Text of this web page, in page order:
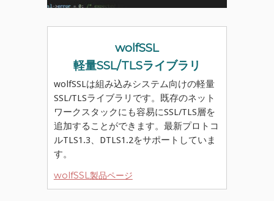
wolfSSL
軽量SSL/TLSライブラリ
wolfSSLは組み込みシステム向けの軽量
SSL/TLSライブラリです。既存のネット
ワークスタックにも容易にSSL/TLS層を
追加することができます。最新プロトコ
ルTLS1.3、DTLS1.2をサポートしていま
す。
wolfSSL製品ページ